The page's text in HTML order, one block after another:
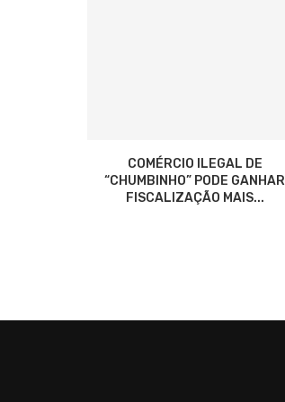
COMÉRCIO ILEGAL DE
“CHUMBINHO” PODE GANHAR
FISCALIZAÇÃO MAIS...